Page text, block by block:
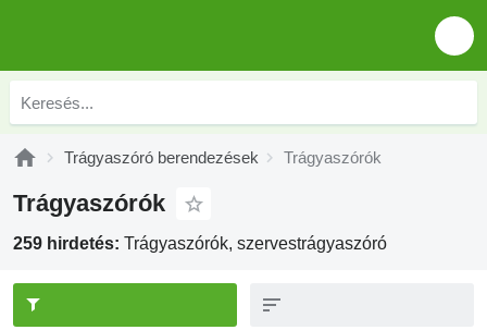
Trágyaszóró berendezések Trágyaszórók
Trágyaszórók
259 hirdetés: Trágyaszórók, szervestrágyaszóró